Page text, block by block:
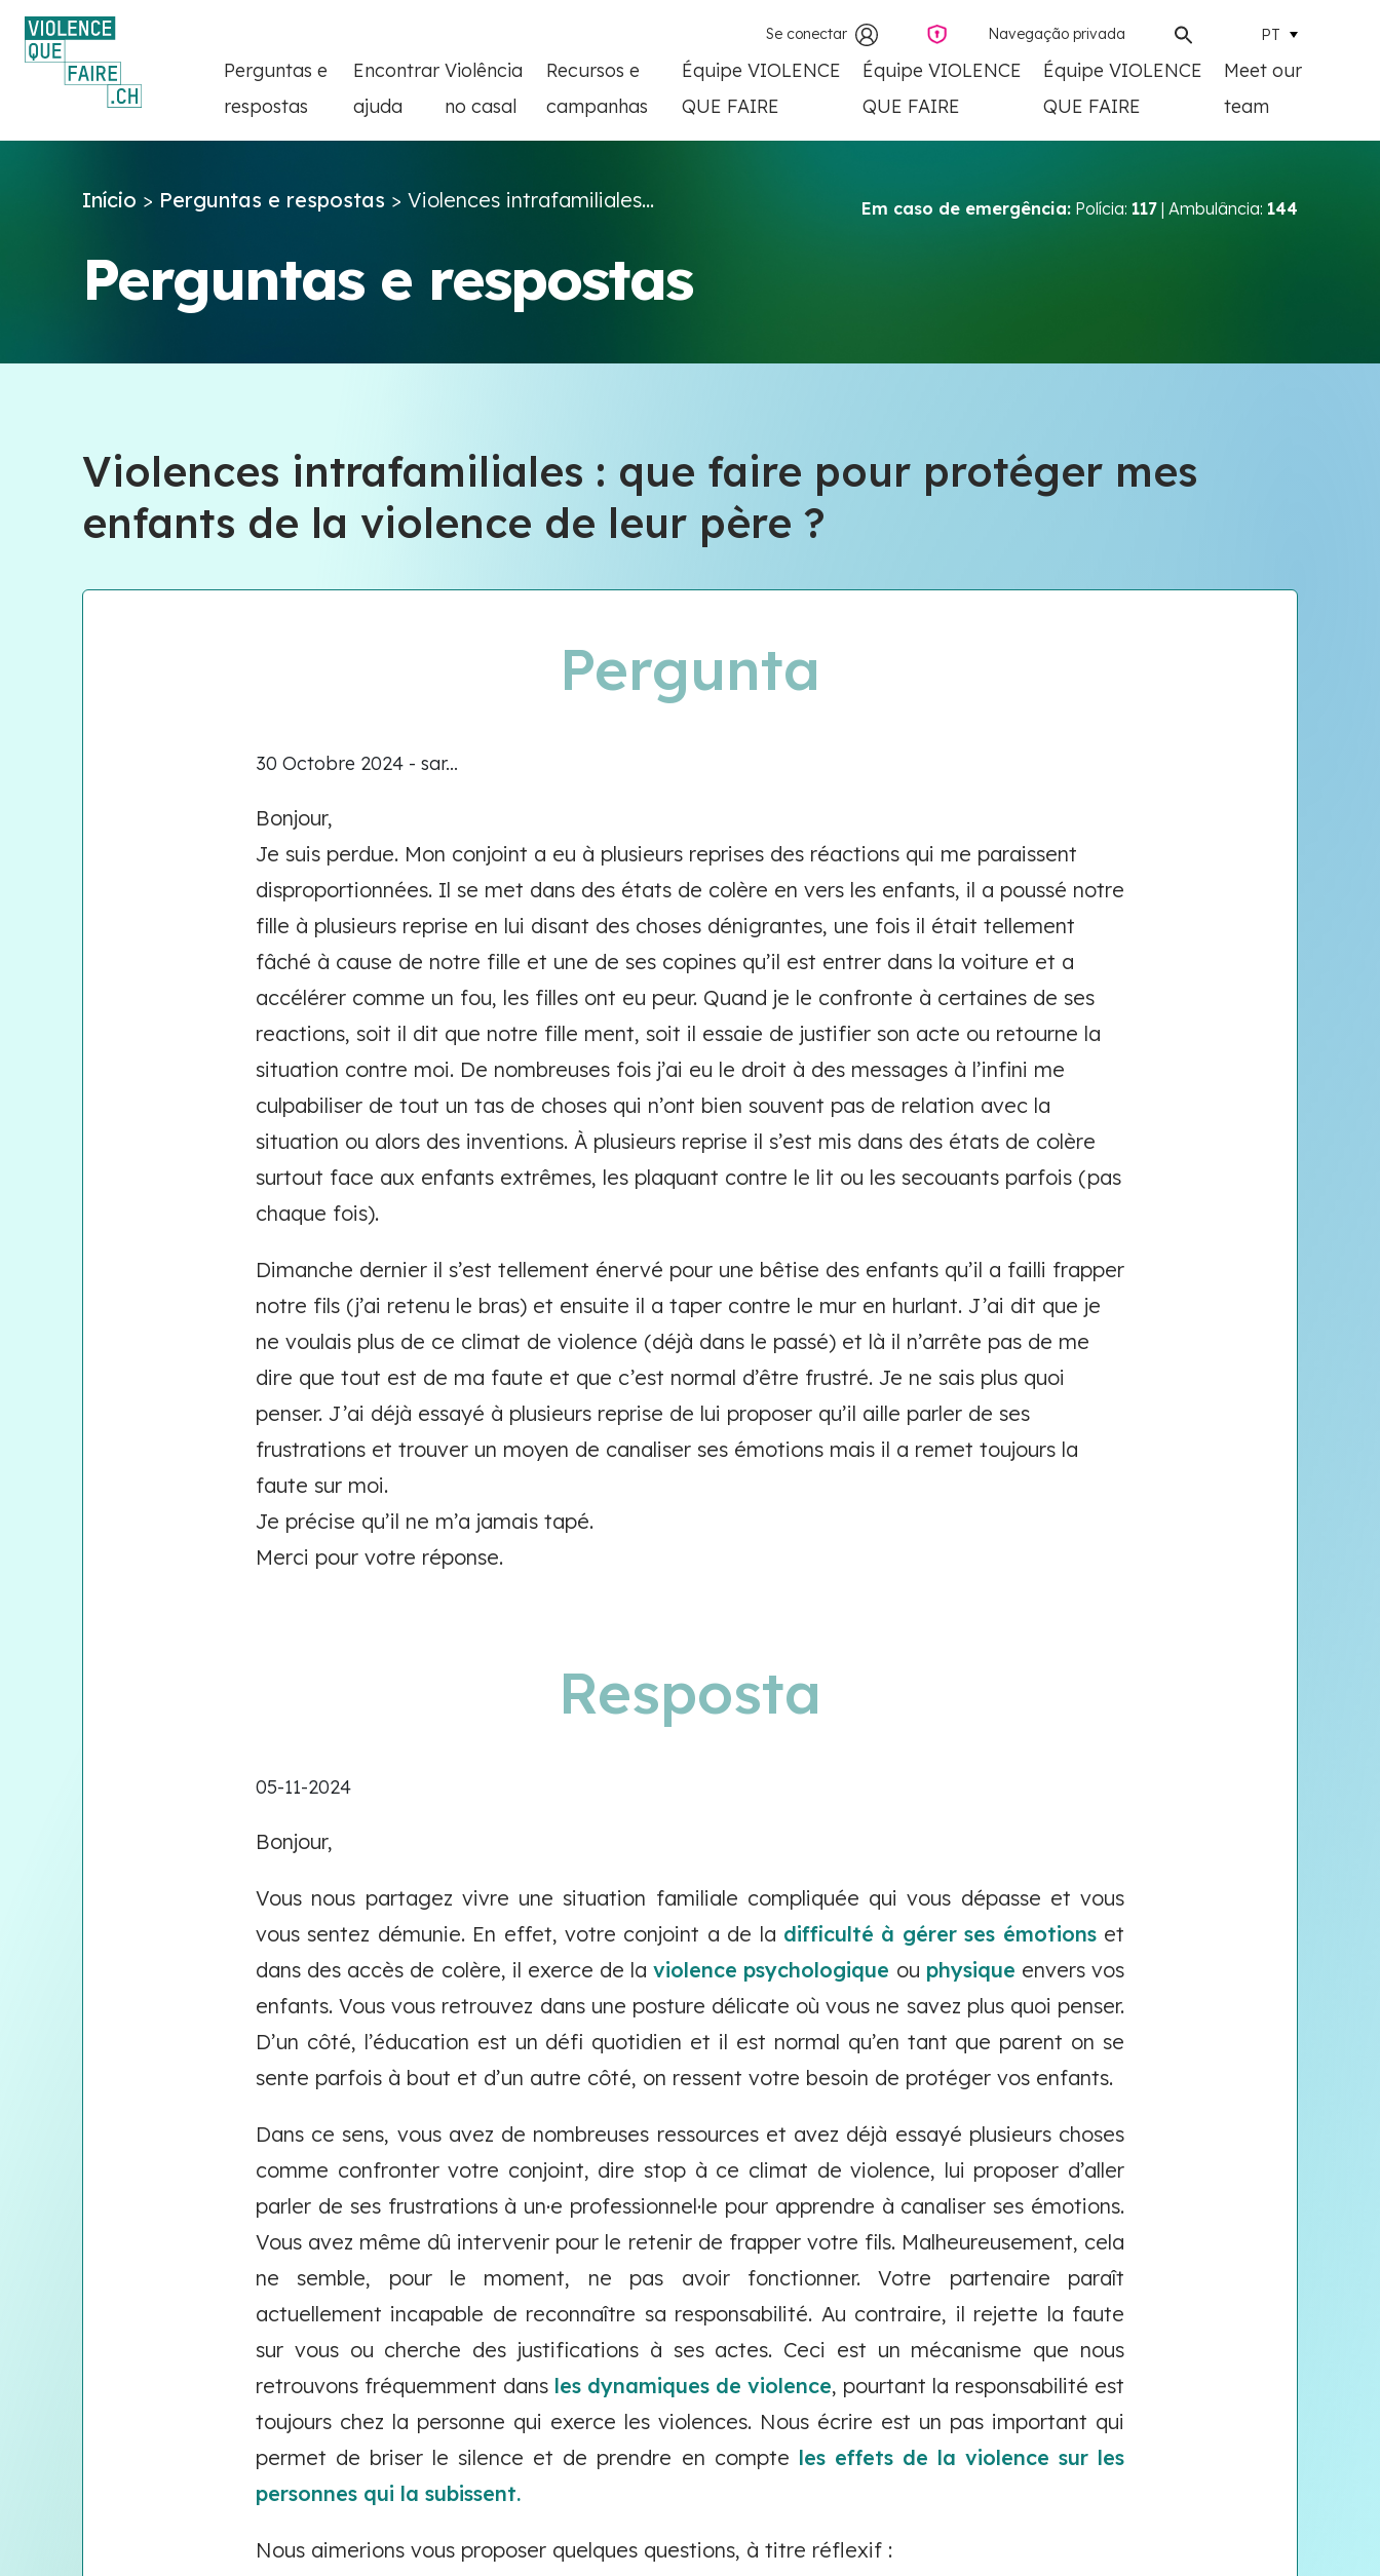
Se conectar Navegação privada PT
Perguntas e
respostas
Encontrar
ajuda
Violência
no casal
Recursos e
campanhas
Équipe VIOLENCE
QUE FAIRE
Équipe VIOLENCE
QUE FAIRE
Équipe VIOLENCE
QUE FAIRE
Meet our
team
Início > Perguntas e respostas > Violences intrafamiliales... Em caso de emergência: Polícia: 117 | Ambulância: 144
Perguntas e respostas
Violences intrafamiliales : que faire pour protéger mes
enfants de la violence de leur père ?
Pergunta
30 Octobre 2024 - sar...
Bonjour,
Je suis perdue. Mon conjoint a eu à plusieurs reprises des réactions qui me paraissent
disproportionnées. Il se met dans des états de colère en vers les enfants, il a poussé notre
fille à plusieurs reprise en lui disant des choses dénigrantes, une fois il était tellement
fâché à cause de notre fille et une de ses copines qu’il est entrer dans la voiture et a
accélérer comme un fou, les filles ont eu peur. Quand je le confronte à certaines de ses
reactions, soit il dit que notre fille ment, soit il essaie de justifier son acte ou retourne la
situation contre moi. De nombreuses fois j’ai eu le droit à des messages à l’infini me
culpabiliser de tout un tas de choses qui n’ont bien souvent pas de relation avec la
situation ou alors des inventions. À plusieurs reprise il s’est mis dans des états de colère
surtout face aux enfants extrêmes, les plaquant contre le lit ou les secouants parfois (pas
chaque fois).
Dimanche dernier il s’est tellement énervé pour une bêtise des enfants qu’il a failli frapper
notre fils (j’ai retenu le bras) et ensuite il a taper contre le mur en hurlant. J’ai dit que je
ne voulais plus de ce climat de violence (déjà dans le passé) et là il n’arrête pas de me
dire que tout est de ma faute et que c’est normal d’être frustré. Je ne sais plus quoi
penser. J’ai déjà essayé à plusieurs reprise de lui proposer qu’il aille parler de ses
frustrations et trouver un moyen de canaliser ses émotions mais il a remet toujours la
faute sur moi.
Je précise qu’il ne m’a jamais tapé.
Merci pour votre réponse.
Resposta
05-11-2024
Bonjour,
Vous nous partagez vivre une situation familiale compliquée qui vous dépasse et vous
vous sentez démunie. En effet, votre conjoint a de la difficulté à gérer ses émotionset
dans des accès de colère, il exerce de laviolence psychologique ou physique envers vos
enfants. Vous vous retrouvez dans une posture délicate où vous ne savez plus quoi penser.
D’un côté, l’éducation est un défi quotidien et il est normal qu’en tant que parent on se
sente parfois à bout et d’un autre côté, on ressent votre besoin de protéger vos enfants.
Dans ce sens, vous avez de nombreuses ressources et avez déjà essayé plusieurs choses
comme confronter votre conjoint, dire stop à ce climat de violence, lui proposer d’aller
parler de ses frustrations à un·e professionnel·le pour apprendre à canaliser ses émotions.
Vous avez même dû intervenir pour le retenir de frapper votre fils. Malheureusement, cela
ne semble, pour le moment, ne pas avoir fonctionner. Votre partenaire paraît
actuellement incapable de reconnaître sa responsabilité. Au contraire, il rejette la faute
sur vous ou cherche des justifications à ses actes. Ceci est un mécanisme que nous
retrouvons fréquemment dans les dynamiques de violence, pourtant la responsabilité est
toujours chez la personne qui exerce les violences. Nous écrire est un pas important qui
permet de briser le silence et de prendre en compte les effets de la violence sur les
personnes qui la subissent.
Nous aimerions vous proposer quelques questions, à titre réflexif :